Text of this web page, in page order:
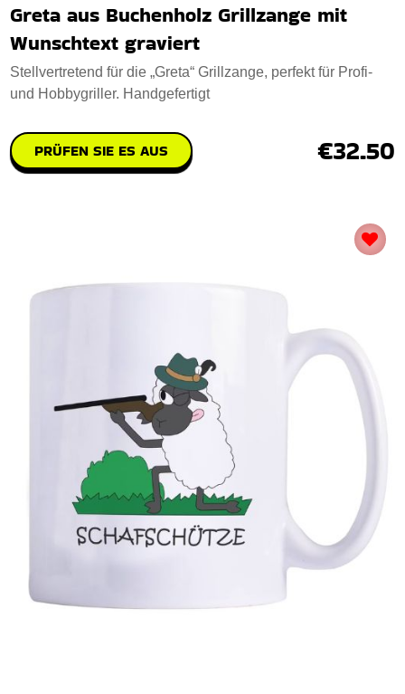
Greta aus Buchenholz Grillzange mit
Wunschtext graviert
Stellvertretend für die „Greta“ Grillzange, perfekt für Profi-
und Hobbygriller. Handgefertigt
PRÜFEN SIE ES AUS €32.50